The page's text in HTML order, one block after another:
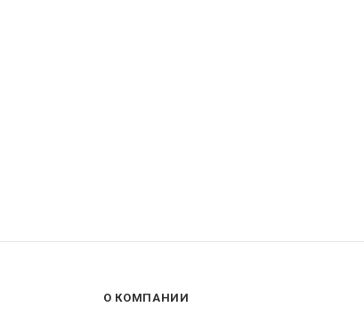
О КОМПАНИИ